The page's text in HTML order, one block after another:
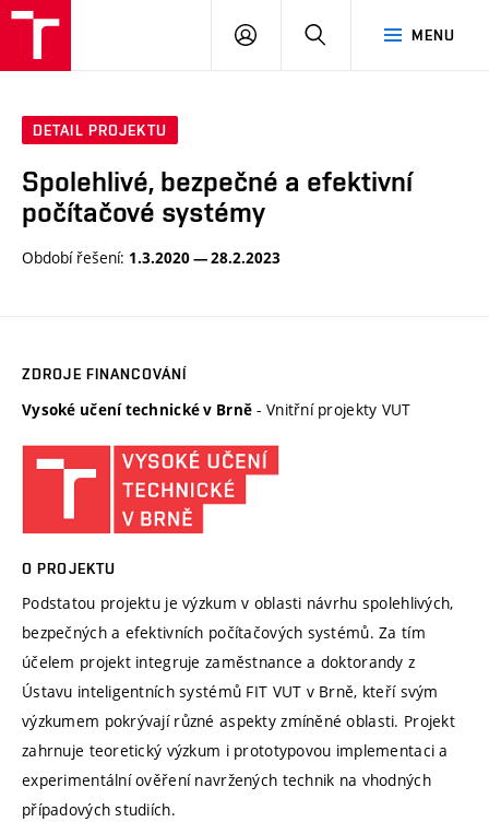
MENU
PŘIHLÁSIT
DETAIL PROJEKTU
Spolehlivé, bezpečné a efektivní
počítačové systémy
Období řešení: 1.3.2020 — 28.2.2023
ZDROJE FINANCOVÁNÍ
Vysoké učení technické v Brně - Vnitřní projekty VUT
O PROJEKTU
Podstatou projektu je výzkum v oblasti návrhu spolehlivých,
bezpečných a efektivních počítačových systémů. Za tím
účelem projekt integruje zaměstnance a doktorandy z
Ústavu inteligentních systémů FIT VUT v Brně, kteří svým
výzkumem pokrývají různé aspekty zmíněné oblasti. Projekt
zahrnuje teoretický výzkum i prototypovou implementaci a
experimentální ověření navržených technik na vhodných
případových studiích.